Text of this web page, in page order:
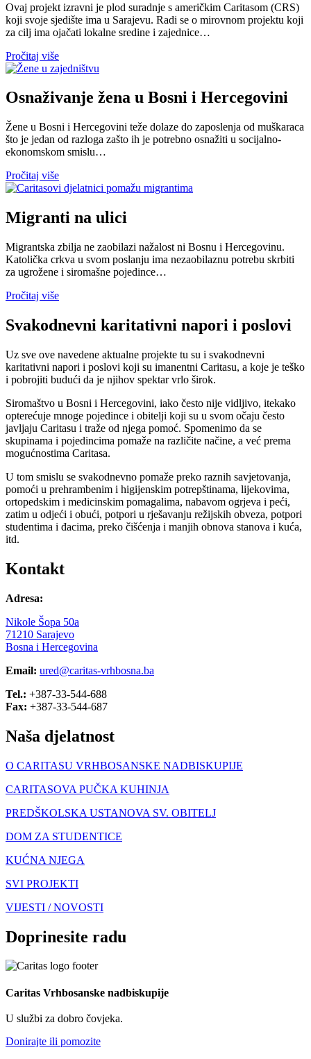
Ovaj projekt izravni je plod suradnje s američkim Caritasom (CRS)
koji svoje sjedište ima u Sarajevu. Radi se o mirovnom projektu koji
za cilj ima ojačati lokalne sredine i zajednice…
Pročitaj više
Osnaživanje žena u Bosni i Hercegovini
Žene u Bosni i Hercegovini teže dolaze do zaposlenja od muškaraca
što je jedan od razloga zašto ih je potrebno osnažiti u socijalno-
ekonomskom smislu…
Pročitaj više
Migranti na ulici
Migrantska zbilja ne zaobilazi nažalost ni Bosnu i Hercegovinu.
Katolička crkva u svom poslanju ima nezaobilaznu potrebu skrbiti
za ugrožene i siromašne pojedince…
Pročitaj više
Svakodnevni karitativni napori i poslovi
Uz sve ove navedene aktualne projekte tu su i svakodnevni
karitativni napori i poslovi koji su imanentni Caritasu, a koje je teško
i pobrojiti budući da je njihov spektar vrlo širok.
Siromaštvo u Bosni i Hercegovini, iako često nije vidljivo, itekako
opterećuje mnoge pojedince i obitelji koji su u svom očaju često
javljaju Caritasu i traže od njega pomoć. Spomenimo da se
skupinama i pojedincima pomaže na različite načine, a već prema
mogućnostima Caritasa.
U tom smislu se svakodnevno pomaže preko raznih savjetovanja,
pomoći u prehrambenim i higijenskim potrepštinama, lijekovima,
ortopedskim i medicinskim pomagalima, nabavom ogrjeva i peći,
zatim u odjeći i obući, potpori u rješavanju režijskih obveza, potpori
studentima i đacima, preko čišćenja i manjih obnova stanova i kuća,
itd.
Kontakt
Adresa:
Nikole Šopa 50a
71210 Sarajevo
Bosna i Hercegovina
Email: ured@caritas-vrhbosna.ba
Tel.: +387-33-544-688
Fax: +387-33-544-687
Naša djelatnost
O CARITASU VRHBOSANSKE NADBISKUPIJE
CARITASOVA PUČKA KUHINJA
PREDŠKOLSKA USTANOVA SV. OBITELJ
DOM ZA STUDENTICE
KUĆNA NJEGA
SVI PROJEKTI
VIJESTI / NOVOSTI
Doprinesite radu
Caritas Vrhbosanske nadbiskupije
U službi za dobro čovjeka.
Donirajte ili pomozite